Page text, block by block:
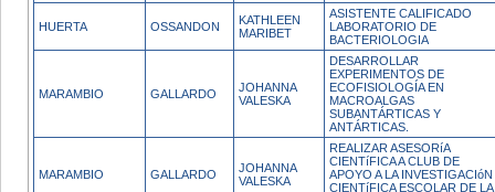
HUERTA OSSANDON
KATHLEEN
MARIBET
ASISTENTE CALIFICADO
LABORATORIO DE
BACTERIOLOGIA
MARAMBIO GALLARDO
JOHANNA
VALESKA
DESARROLLAR
EXPERIMENTOS DE
ECOFISIOLOGÍA EN
MACROALGAS
SUBANTÁRTICAS Y
ANTÁRTICAS.
MARAMBIO GALLARDO
JOHANNA
VALESKA
REALIZAR ASESORíA
CIENTíFICA A CLUB DE
APOYO A LA INVESTIGACIóN
CIENTíFICA ESCOLAR DE LA